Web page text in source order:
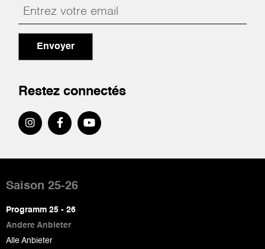
Envoyer
Restez connectés
de
page
Saison 25-26
Programm 25 - 26
Andere Anbieter
Alle Anbieter